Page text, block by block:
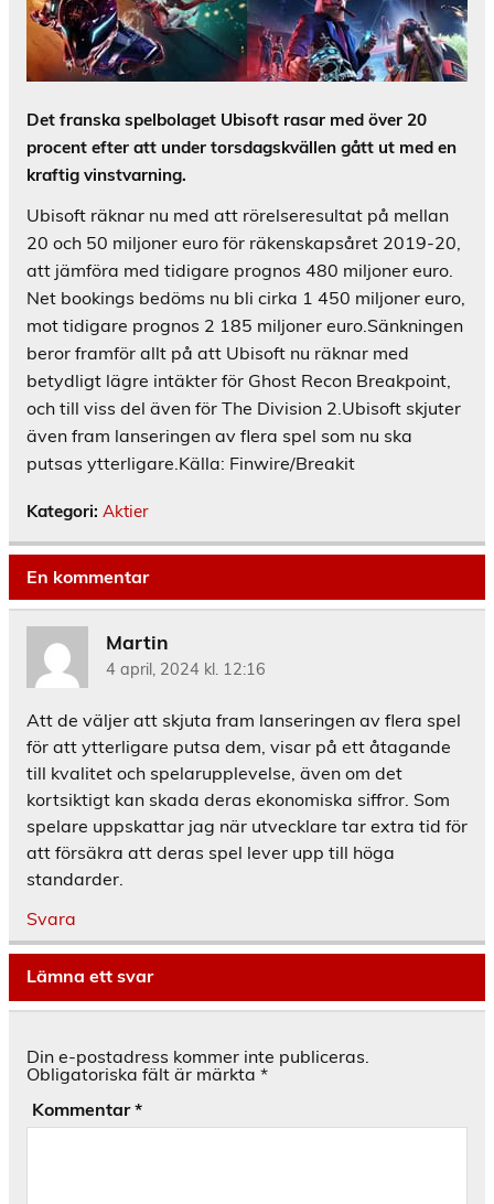
Det franska spelbolaget Ubisoft rasar med över 20
procent efter att under torsdagskvällen gått ut med en
kraftig vinstvarning.
Ubisoft räknar nu med att rörelseresultat på mellan
20 och 50 miljoner euro för räkenskapsåret 2019-20,
att jämföra med tidigare prognos 480 miljoner euro.
Net bookings bedöms nu bli cirka 1 450 miljoner euro,
mot tidigare prognos 2 185 miljoner euro.Sänkningen
beror framför allt på att Ubisoft nu räknar med
betydligt lägre intäkter för Ghost Recon Breakpoint,
och till viss del även för The Division 2.Ubisoft skjuter
även fram lanseringen av flera spel som nu ska
putsas ytterligare.Källa: Finwire/Breakit
Kategori: Aktier
En kommentar
Martin
4 april, 2024 kl. 12:16
Att de väljer att skjuta fram lanseringen av flera spel
för att ytterligare putsa dem, visar på ett åtagande
till kvalitet och spelarupplevelse, även om det
kortsiktigt kan skada deras ekonomiska siffror. Som
spelare uppskattar jag när utvecklare tar extra tid för
att försäkra att deras spel lever upp till höga
standarder.
Svara
Lämna ett svar
Din e-postadress kommer inte publiceras.
Obligatoriska fält är märkta *
Kommentar*